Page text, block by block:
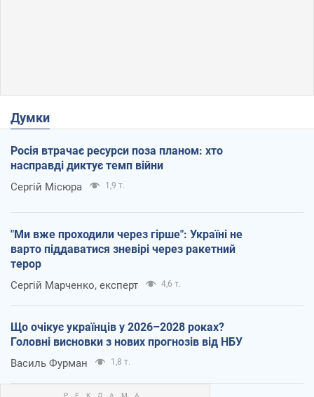
Думки
Росія втрачає ресурси поза планом: хто
насправді диктує темп війни
Сергій Місюра 1,9 т.
"Ми вже проходили через гірше": Україні не
варто піддаватися зневірі через ракетний
терор
Сергій Марченко, експерт 4,6 т.
Що очікує українців у 2026–2028 роках?
Головні висновки з нових прогнозів від НБУ
Василь Фурман 1,8 т.